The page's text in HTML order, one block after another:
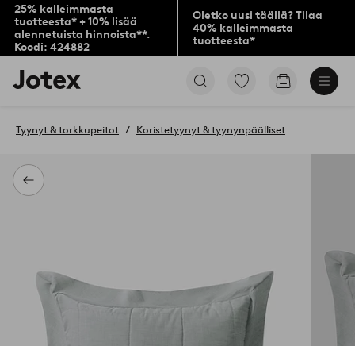
25% kalleimmasta
tuotteesta* + 10% lisää
alennetuista hinnoista**.
Koodi: 424882
Oletko uusi täällä? Tilaa
40% kalleimmasta
tuotteesta*
Jotex-
logo
aloitussivulle
Siirry
Siirry
Takaisin
Tyynyt & torkkupeitot Koristetyynyt & tyynynpäälliset